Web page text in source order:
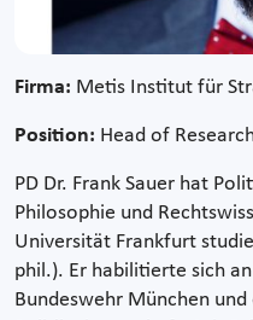
Firma: Metis Institut für
Position: Head of
PD Dr. Frank Sauer hat
Philosophie und
Universität Frankfurt
phil.). Er habilitierte sich
Bundeswehr München